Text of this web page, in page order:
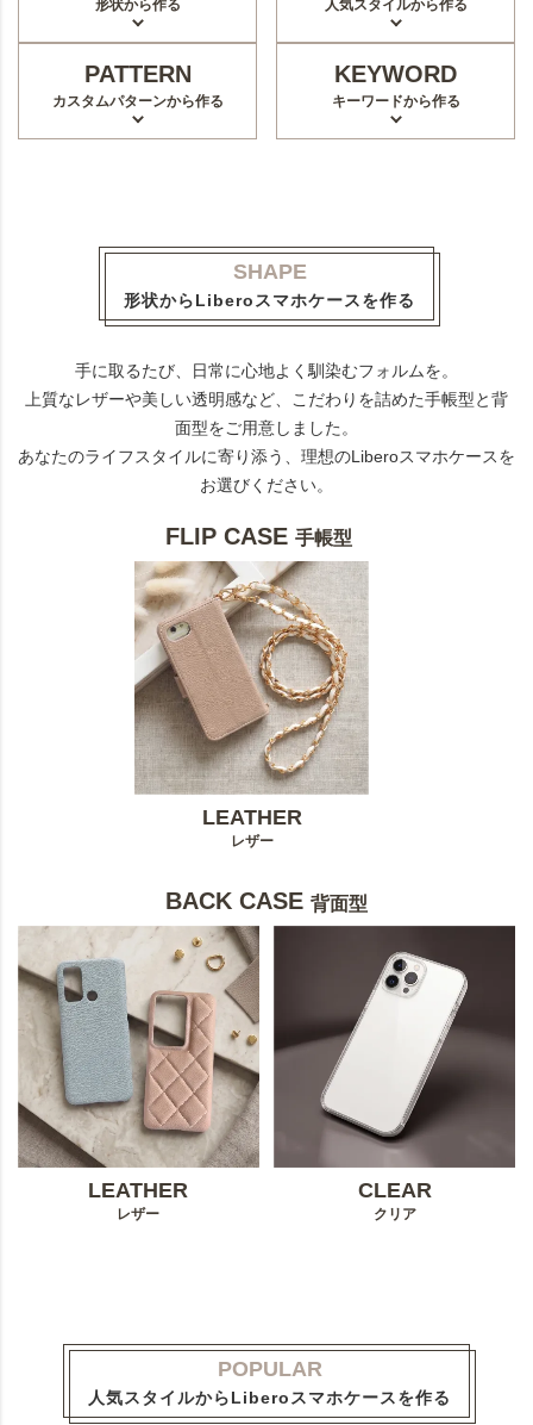
形状から作る 人気スタイルから作る
PATTERN
カスタムパターンから作る
KEYWORD
キーワードから作る
SHAPE
形状からLiberoスマホケースを作る
手に取るたび、日常に心地よく馴染むフォルムを。
上質なレザーや美しい透明感など、こだわりを詰めた手帳型と背
面型をご用意しました。
あなたのライフスタイルに寄り添う、理想のLiberoスマホケースを
お選びください。
FLIP CASE手帳型
LEATHER
レザー
BACK CASE 背面型
LEATHER
レザー
CLEAR
クリア
POPULAR
人気スタイルからLiberoスマホケースを作る